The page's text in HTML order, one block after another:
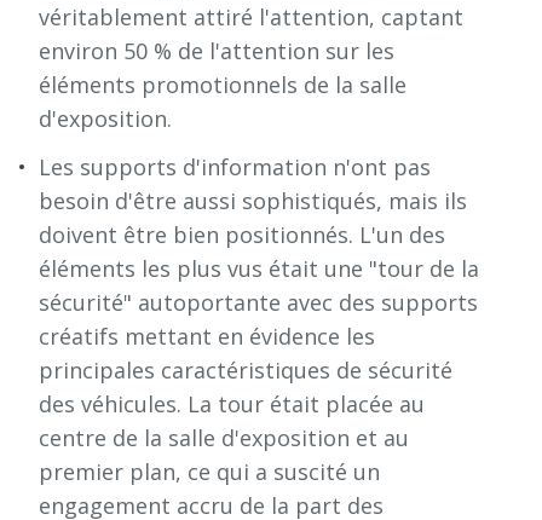
véritablement attiré l'attention, captant
environ 50 % de l'attention sur les
éléments promotionnels de la salle
d'exposition.
Les supports d'information n'ont pas
besoin d'être aussi sophistiqués, mais ils
doivent être bien positionnés. L'un des
éléments les plus vus était une "tour de la
sécurité" autoportante avec des supports
créatifs mettant en évidence les
principales caractéristiques de sécurité
des véhicules. La tour était placée au
centre de la salle d'exposition et au
premier plan, ce qui a suscité un
engagement accru de la part des